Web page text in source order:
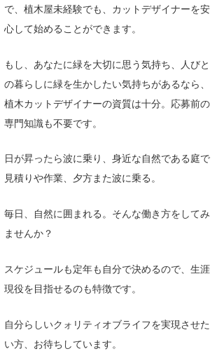
で、植木屋未経験でも、カットデザイナーを安
心して始めることができます。
もし、あなたに緑を大切に思う気持ち、人びと
の暮らしに緑を生かしたい気持ちがあるなら、
植木カットデザイナーの資質は十分。応募前の
専門知識も不要です。
日が昇ったら波に乗り、身近な自然である庭で
見積りや作業、夕方また波に乗る。
毎日、自然に囲まれる。そんな働き方をしてみ
ませんか？
スケジュールも定年も自分で決めるので、生涯
現役を目指せるのも特徴です。
自分らしいクォリティオブライフを実現させた
い方、お待ちしています。